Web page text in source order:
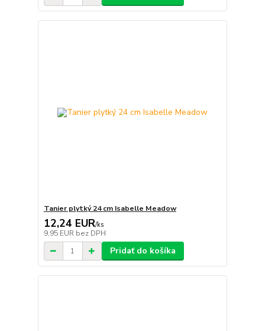
Tanier plytký 24 cm Isabelle Meadow
12,24 EUR/ks
9,95 EUR bez DPH
Pridať do košíka